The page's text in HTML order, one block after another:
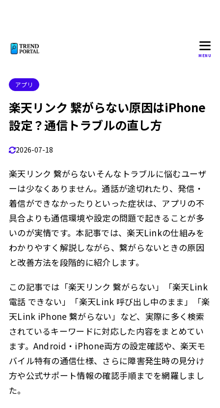
MENU
アプリ
楽天リンク 繋がらない原因はiPhone
設定？通信トラブルの直し方
2026-07-18
楽天リンク 繋がらない――そんなトラブルに悩むユーザ
ーは少なくありません。通話が途切れたり、発信・
着信ができなかったりといった症状は、アプリの不
具合よりも通信環境や設定の問題で起きることが多
いのが実情です。本記事では、楽天Linkの仕組みを
わかりやすく解説しながら、繋がらないときの原因
と改善方法を段階的に紹介します。
この記事では「楽天リンク 繋がらない」「楽天Link
電話 できない」「楽天Link 呼び出し中のまま」「楽
天Link iPhone 繋がらない」など、実際に多く検索
されているキーワードに対応した内容をまとめてい
ます。Android・iPhone両方の設定確認や、楽天モ
バイル特有の通信仕様、さらに障害発生時の見分け
方や公式サポート情報の確認手順までを網羅しまし
た。